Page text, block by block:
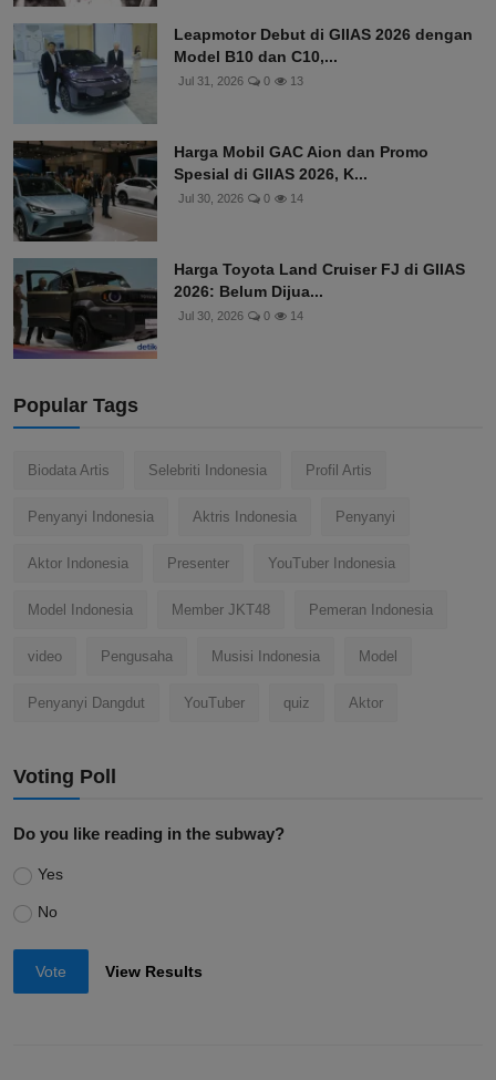
Leapmotor Debut di GIIAS 2026 dengan
Model B10 dan C10,...
Jul 31, 2026 0 13
Harga Mobil GAC Aion dan Promo
Spesial di GIIAS 2026, K...
Jul 30, 2026 0 14
Harga Toyota Land Cruiser FJ di GIIAS
2026: Belum Dijua...
Jul 30, 2026 0 14
Popular Tags
Biodata Artis Selebriti Indonesia Profil Artis
Penyanyi Indonesia Aktris Indonesia Penyanyi
Aktor Indonesia Presenter YouTuber Indonesia
Model Indonesia Member JKT48 Pemeran Indonesia
video Pengusaha Musisi Indonesia Model
Penyanyi Dangdut YouTuber quiz Aktor
Voting Poll
Do you like reading in the subway?
Yes
No
Vote View Results